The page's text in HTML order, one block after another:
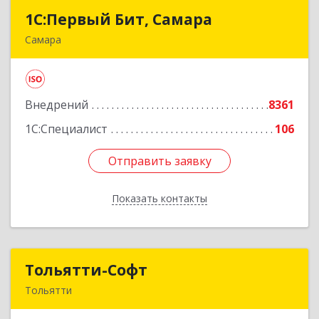
1С:Первый Бит, Самара
Самара
Внедрений
8361
1С:Специалист
106
Отправить заявку
Показать контакты
1С:Первый Бит, Самара
Подробнее
Отправить заявку
Назад
Тольятти-Софт
Тольятти